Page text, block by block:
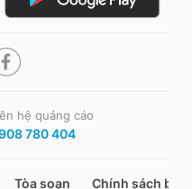
hệ quảng cáo
780 404
Tòa soạn Chính sách bảo